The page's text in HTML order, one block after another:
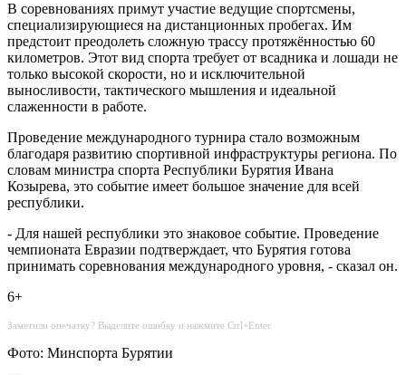
В соревнованиях примут участие ведущие спортсмены,
специализирующиеся на дистанционных пробегах. Им
предстоит преодолеть сложную трассу протяжённостью 60
километров. Этот вид спорта требует от всадника и лошади не
только высокой скорости, но и исключительной
выносливости, тактического мышления и идеальной
слаженности в работе.
Проведение международного турнира стало возможным
благодаря развитию спортивной инфраструктуры региона. По
словам министра спорта Республики Бурятия Ивана
Козырева, это событие имеет большое значение для всей
республики.
- Для нашей республики это знаковое событие. Проведение
чемпионата Евразии подтверждает, что Бурятия готова
принимать соревнования международного уровня, - сказал он.
6+
Заметили опечатку? Выделите ошибку и нажмите Ctrl+Enter.
Фото: Минспорта Бурятии